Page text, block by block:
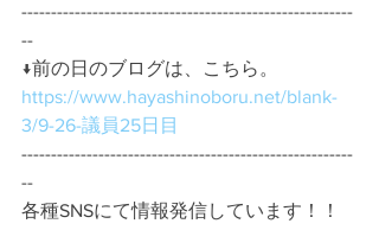
--------------------------------------------------------
--
↓前の日のブログは、こちら。
https://www.hayashinoboru.net/blank-
3/9-26-議員25日目
--------------------------------------------------------
--
各種SNSにて情報発信しています！！